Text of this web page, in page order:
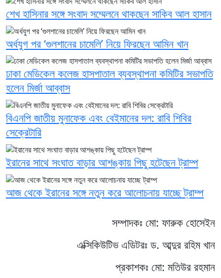
শেখ হাসিনার সঙ্গে সংবাদ সম্মেলনে থাকছেন সাকিব আল হাসান
অর্ধযুগ পর ‘গুলশানের চামেলি’ নিয়ে ফিরছেন আমিন খান
ঢাকা মেডিকেল কলেজ হাসপাতাল ব্যবস্থাপনা কমিটির সভাপতি
হলেন মির্জা আব্বাস
বিএনপি জাতীয় মুনাফেক এবং বেইমানের দল: রাবি শিবির
সেক্রেটারি
ইরানের সাথে সংঘাত বাড়ার আশঙ্কায় পিছু হটেছেন ট্রাম্প
আজ থেকে ইরানের সঙ্গে নতুন করে আলোচনায় যাচ্ছে ট্রাম্প
সম্পাদকঃ মো: ফারুক হোসেইন
এক্সিকিউটিভ এডিটরঃ ড. আব্দুর রহিম খান
প্রকাশকঃ মো: মতিউর রহমান